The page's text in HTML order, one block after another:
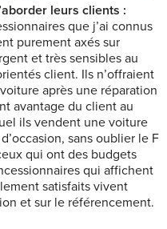
leurs clients :
que j’ai connus
purement axés sur
et très sensibles au
client. Ils n’offraient
après une réparation
avantage du client au
ils vendent une voiture
sans oublier le F
qui ont des budgets
qui affichent
satisfaits vivent
et sur le référencement.